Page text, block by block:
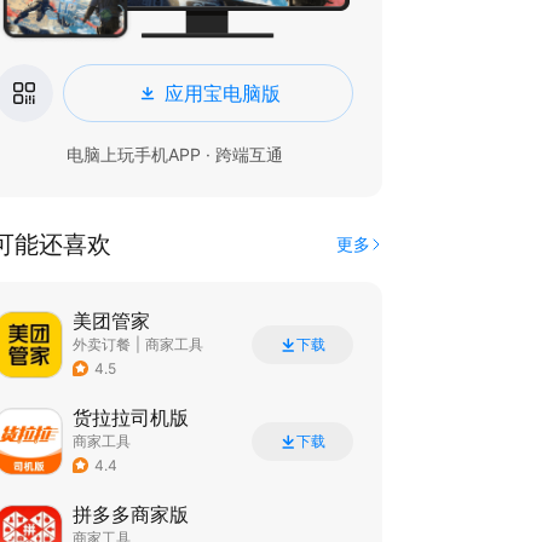
应用宝电脑版
电脑上玩手机APP · 跨端互通
能还喜欢 更多
美团管家
外卖订餐
商家工具
4.5
下载
货拉拉司机版
商家工具
4.4
下载
拼多多商家版
商家工具